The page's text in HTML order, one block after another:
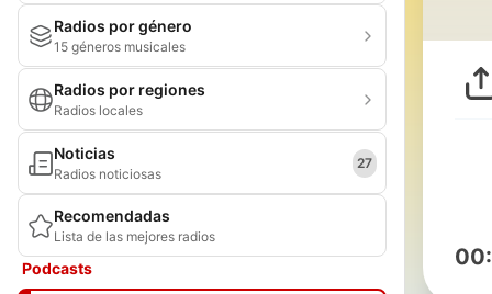
Radios por género
15 géneros musicales
Radios por regiones
Radios locales
Noticias
Radios noticiosas
27
Recomendadas
Lista de las mejores radios
Podcasts